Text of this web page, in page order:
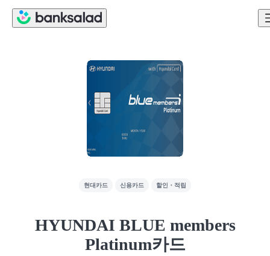
현대카드 신용카드 할인・적립
HYUNDAI BLUE members
Platinum카드